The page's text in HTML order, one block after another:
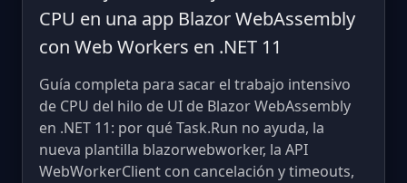
CPU en una app Blazor WebAssembly
con Web Workers en .NET 11
Guía completa para sacar el trabajo intensivo
de CPU del hilo de UI de Blazor WebAssembly
en .NET 11: por qué Task.Run no ayuda, la
nueva plantilla blazorwebworker, la API
WebWorkerClient con cancelación y timeouts,